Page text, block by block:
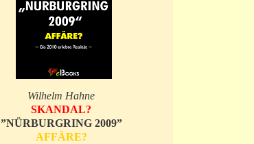
Wilhelm Hahne
SKANDAL?
”NÜRBURGRING 2009”
AFFÄRE?